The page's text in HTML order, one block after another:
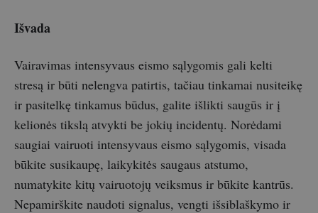
Išvada
Vairavimas intensyvaus eismo sąlygomis gali kelti
stresą ir būti nelengva patirtis, tačiau tinkamai nusiteikę
ir pasitelkę tinkamus būdus, galite išlikti saugūs ir į
kelionės tikslą atvykti be jokių incidentų. Norėdami
saugiai vairuoti intensyvaus eismo sąlygomis, visada
būkite susikaupę, laikykitės saugaus atstumo,
numatykite kitų vairuotojų veiksmus ir būkite kantrūs.
Nepamirškite naudoti signalus, vengti išsiblaškymo ir